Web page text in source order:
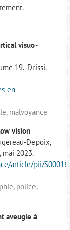
visuo-
19.- Drissi.-
en-
malvoyance
vision
Depoix,
mai 2023.
article/pii/
police,
aveugle à